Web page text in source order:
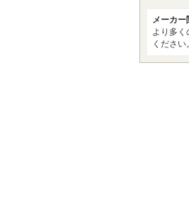
メーカー
より多く
ください。